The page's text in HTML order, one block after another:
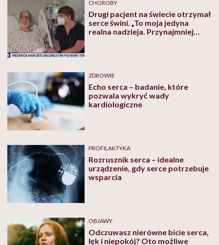
CHOROBY
Drugi pacjent na świecie otrzymał
serce świni. „To moja jedyna
realna nadzieja. Przynajmniej
ZDROWIE
Echo serca – badanie, które
pozwala wykryć wady
kardiologiczne
PROFILAKTYKA
Rozrusznik serca – idealne
urządzenie, gdy serce potrzebuje
wsparcia
OBJAWY
Odczuwasz nierówne bicie serca,
lęk i niepokój? Oto możliwe